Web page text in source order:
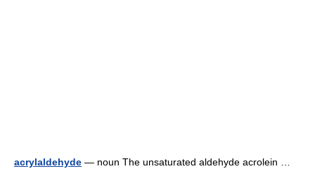
acrylaldehyde — noun The unsaturated aldehyde acrolein …